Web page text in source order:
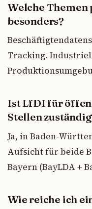
Welche
besonders?
Tracking.
Ist LfDI für
Stellen
Ja, in Baden-
Aufsicht für beide
Bayern (BayLDA +
Wie reiche ich